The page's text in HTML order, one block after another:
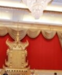
င်း
မယ်
ယံ
ာ
စာ
က်အလက်များ
ဉ်